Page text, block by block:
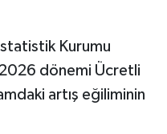
Kurumu
2026 dönemi Ücretli
artış eğiliminin